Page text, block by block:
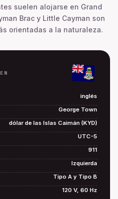
suelen alojarse en Grand
Brac y Little Cayman son
orientadas a la naturaleza.
inglés
George Town
dólar de las Islas Caimán (KYD)
UTC-5
911
Izquierda
Tipo A y Tipo B
120 V, 60 Hz